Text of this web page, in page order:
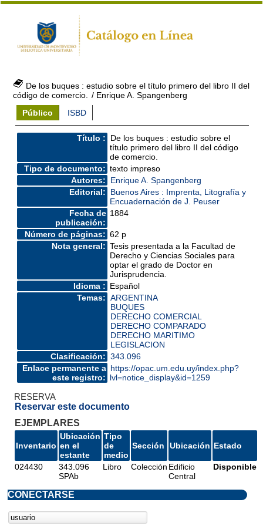
De los buques : estudio sobre el título primero del libro II del
código de comercio.
/ Enrique A. Spangenberg
Público
ISBD
Título :
De los buques : estudio sobre el
título primero del libro II del código
de comercio.
Tipo de documento: texto impreso
Autores:
Enrique A. Spangenberg
Editorial:
Buenos Aires : Imprenta, Litografía y
Encuadernación de J. Peuser
Fecha de
publicación:
1884
Número de páginas: 62 p
Nota general: Tesis presentada a la Facultad de
Derecho y Ciencias Sociales para
optar el grado de Doctor en
Jurisprudencia.
Idioma : Español
Temas: ARGENTINA
BUQUES
DERECHO COMERCIAL
DERECHO COMPARADO
DERECHO MARITIMO
LEGISLACION
Clasificación: 343.096
Enlace permanente a
este registro:
https://opac.um.edu.uy/index.php?
lvl=notice_display&id=1259
RESERVA
Reservar este documento
EJEMPLARES
Inventario
Ubicación
en el
estante
Tipo
de
medio
Sección Ubicación Estado
024430
343.096
SPAb
Libro Colección Edificio
Central
Disponible
CONECTARSE